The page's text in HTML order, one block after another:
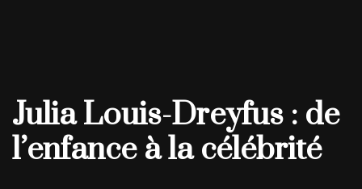
Julia Louis-Dreyfus : de
l’enfance à la célébrité